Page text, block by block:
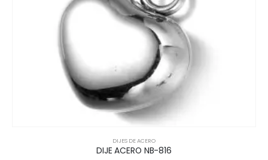
DIJES DE ACERO
DIJE ACERO NB-816